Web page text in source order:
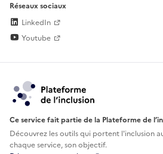
Réseaux sociaux
LinkedIn
Youtube
Ce service fait partie de la Plateforme de
Découvrez les outils qui portent l'inclusion
chaque service, son objectif.